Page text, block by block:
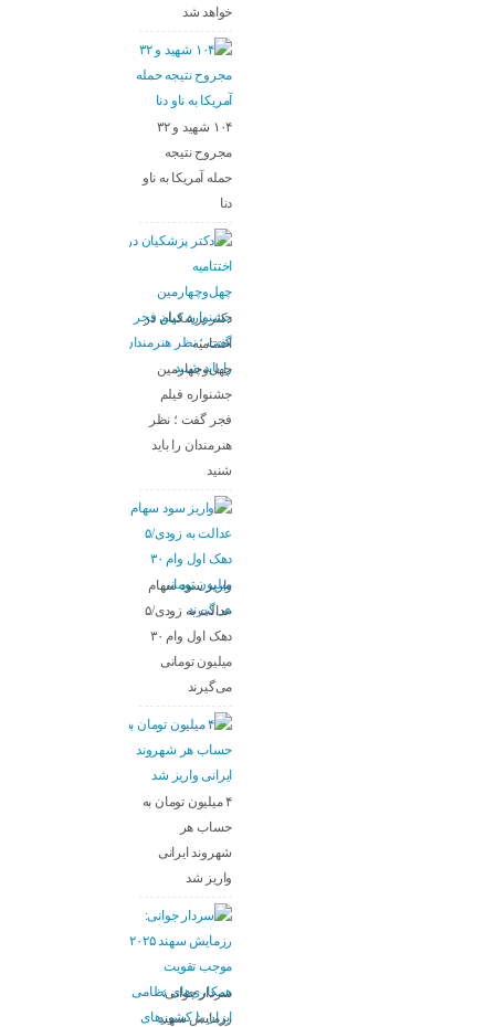
خواهد شد
۱۰۴ شهید و ۳۲
مجروح نتیجه
حمله آمریکا به ناو
دنا
دکتر پزشکیان در
اختتامیه
چهل‌وچهارمین
جشنواره فیلم
فجر گفت ؛ نظر
هنرمندان را باید
شنید
واریز سود سهام
عدالت به زودی/۵
دهک اول وام ۳۰
میلیون تومانی
می‌گیرند
۴ میلیون تومان به
حساب هر
شهروند ایرانی
واریز شد
سردار جوانی:
رزمایش سهند